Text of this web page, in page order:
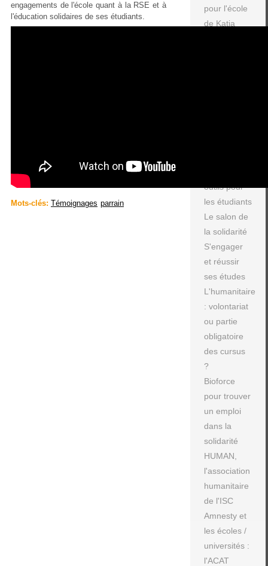
engagements de l'école quant à la RSE et à
l'éducation solidaires de ses étudiants.
Mots-clés: Témoignages parrain
pour l'école
de Katia
outils pour
les étudiants
Le salon de
la solidarité
S'engager
et réussir
ses études
L'humanitaire
: volontariat
ou partie
obligatoire
des cursus
?
Bioforce
pour trouver
un emploi
dans la
solidarité
HUMAN,
l'association
humanitaire
de l'ISC
Amnesty et
les écoles /
universités :
l'ACAT